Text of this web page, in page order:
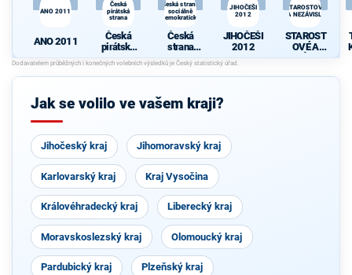
ANO 2011
ANO 2011
Česká
pirátská
strana
Česká
pirátská
strana
Česká strana
sociálně
demokratická
Česká
strana
sociálně
demokrati
cká
JIHOČEŠI
2012
JIHOČEŠI
2012
STAROSTOVÉ
A NEZÁVISLÍ
STAROST
OVÉ A
NEZÁVISL
Jak se volilo ve vašem kraji?
Jihočeský kraj Jihomoravský kraj
Karlovarský kraj Kraj Vysočina
Královéhradecký kraj Liberecký kraj
Moravskoslezský kraj Olomoucký kraj
Pardubický kraj Plzeňský kraj